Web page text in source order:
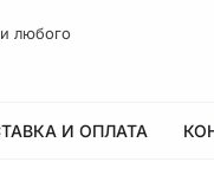
И ОПЛАТА